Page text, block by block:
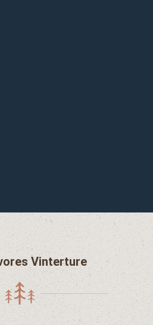
Vinterture